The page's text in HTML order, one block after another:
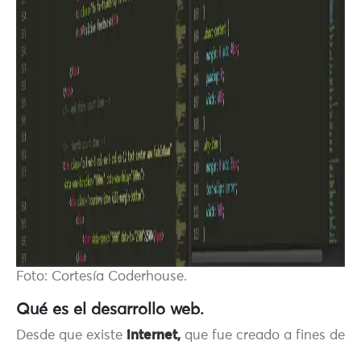
Foto: Cortesía Coderhouse.
Qué es el desarrollo web.
Desde que existe internet, que fue creado a fines de